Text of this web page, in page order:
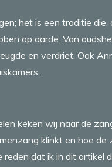
het is een traditie
op aarde. Van
en verdriet. Ook
keken wij naar de
klinkt en hoe de
reden dat ik in dit artikel